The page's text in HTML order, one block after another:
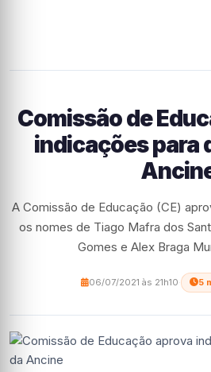
Comissão de
indicações para
A Comissão de Educação (CE)
os nomes de Tiago Mafra dos
Gomes e Alex Braga
06/07/2021 às 21h10 5